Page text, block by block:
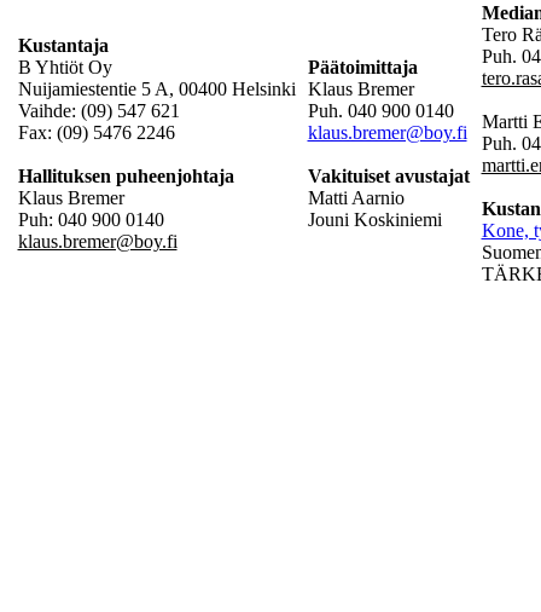
Kustantaja
B Yhtiöt Oy
Nuijamiestentie 5 A, 00400 Helsinki
Vaihde: (09) 547 621
Fax: (09) 5476 2246
Hallituksen puheenjohtaja
Klaus Bremer
Puh: 040 900 0140
klaus.bremer@boy.fi
Päätoimittaja
Klaus Bremer
Puh. 040 900 0140
klaus.bremer@boy.fi
Vakituiset avustajat
Matti Aarnio
Jouni Koskiniemi
Tero
Puh.
Martti
Puh.
Kone,